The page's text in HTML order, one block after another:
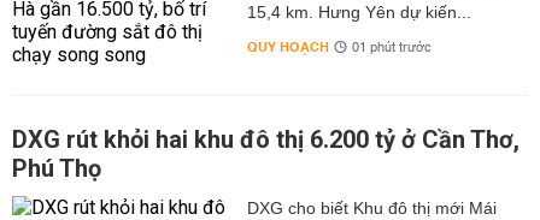
15,4 km. Hưng Yên dự kiến...
QUY HOẠCH 01 phút trước
DXG rút khỏi hai khu đô thị 6.200 tỷ ở Cần Thơ,
Phú Thọ
DXG cho biết Khu đô thị mới Mái